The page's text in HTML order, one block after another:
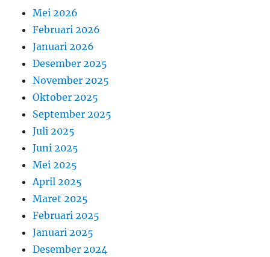
Mei 2026
Februari 2026
Januari 2026
Desember 2025
November 2025
Oktober 2025
September 2025
Juli 2025
Juni 2025
Mei 2025
April 2025
Maret 2025
Februari 2025
Januari 2025
Desember 2024